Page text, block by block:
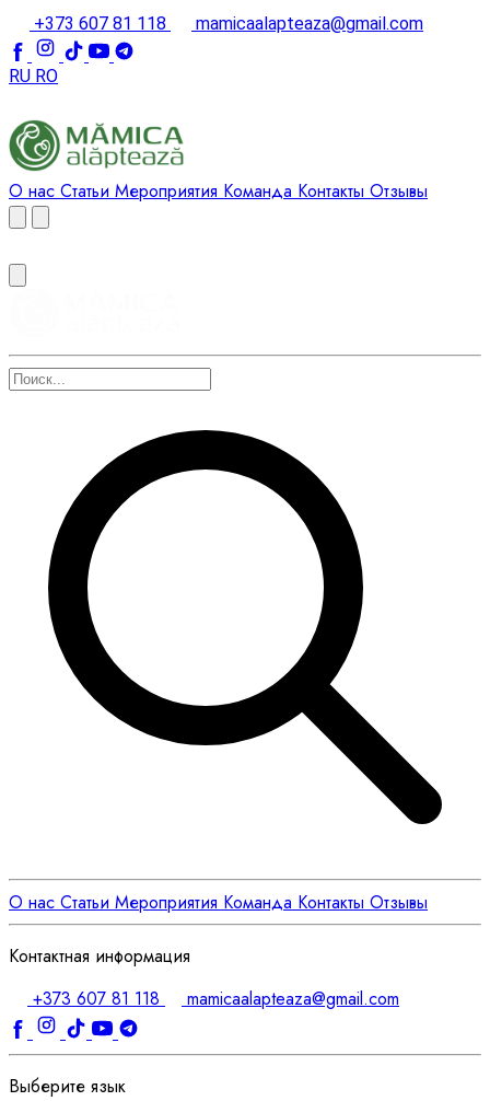
+373 607 81 118 mamicaalapteaza@gmail.com
RU RO
О нас Статьи Мероприятия Команда Контакты Отзывы
О нас Статьи Мероприятия Команда Контакты Отзывы
Контактная информация
+373 607 81 118
mamicaalapteaza@gmail.com
Выберите язык